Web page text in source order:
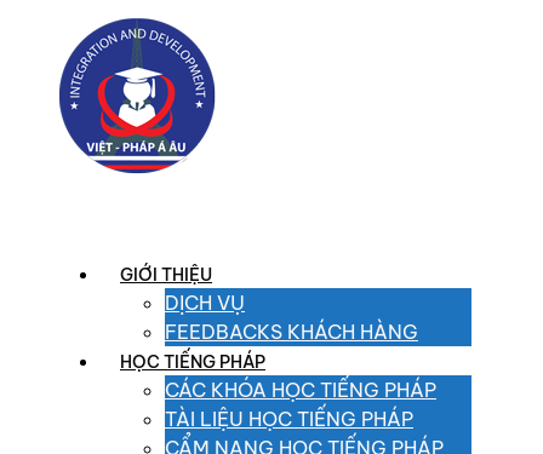
GIỚI THIỆU
DỊCH VỤ
FEEDBACKS KHÁCH HÀNG
HỌC TIẾNG PHÁP
CÁC KHÓA HỌC TIẾNG PHÁP
TÀI LIỆU HỌC TIẾNG PHÁP
CẨM NANG HỌC TIẾNG PHÁP